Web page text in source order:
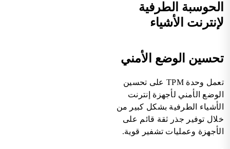
الحوسبة الطرفية
لإنترنت الأشياء
تحسين الوضع الأمني
تعمل وحدة TPM على تحسين
الوضع الأمني لأجهزة إنترنت
الأشياء الطرفية بشكل كبير من
خلال توفير جذر ثقة قائم على
الأجهزة وعمليات تشفير قوية.